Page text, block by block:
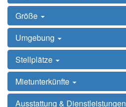
Größe
Umgebung
Stellplätze
Mietunterkünfte
Ausstattung & Dienstleistungen